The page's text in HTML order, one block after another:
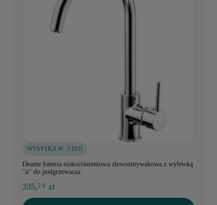
WYSYŁKA W: 5 DNI
Deante bateria niskociśnieniowa zlewozmywakowa z wylewką
"u" do podgrzewacza
335,2 0 zł